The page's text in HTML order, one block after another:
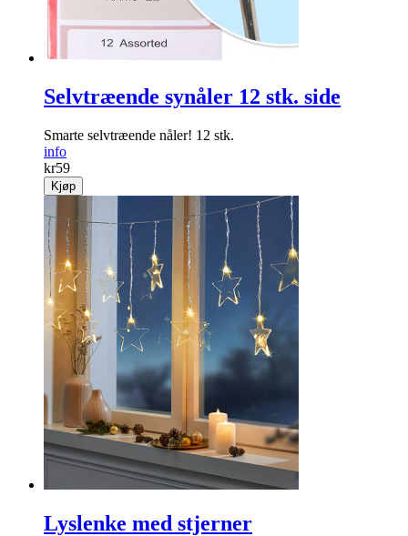
Selvtræende synåler 12 stk. side
Smarte selvtræende nåler! 12 stk.
info
kr59
Kjøp
Lyslenke med stjerner